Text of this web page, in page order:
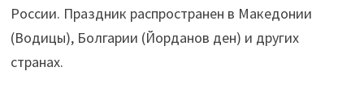
России. Праздник распространен в Македонии
(Водицы), Болгарии (Йорданов ден) и других
странах.